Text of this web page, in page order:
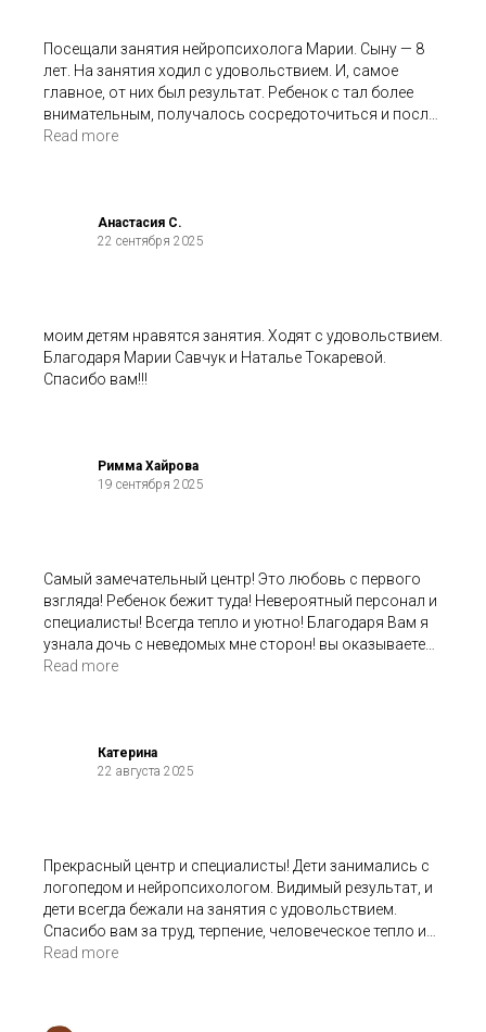
Посещали занятия нейропсихолога Марии. Сыну — 8
лет. На занятия ходил с удовольствием. И, самое
главное, от них был результат. Ребенок с тал более
внимательным, получалось сосредоточиться и после
выполнения задания проверить себя. До этого с этим
Read more
Анастасия С.
22 сентября 2025
моим детям нравятся занятия. Ходят с удовольствием.
Благодаря Марии Савчук и Наталье Токаревой.
Спасибо вам!!!
Римма Хайрова
19 сентября 2025
Самый замечательный центр! Это любовь с первого
взгляда! Ребенок бежит туда! Невероятный персонал и
специалисты! Всегда тепло и уютно! Благодаря Вам я
узнала дочь с неведомых мне сторон! вы оказываете
невероятную помощь в общении с ребенком! Спасибо,
Read more
Катерина
22 августа 2025
Прекрасный центр и специалисты! Дети занимались с
логопедом и нейропсихологом. Видимый результат, и
дети всегда бежали на занятия с удовольствием.
Спасибо вам за труд, терпение, человеческое тепло и
профессионализм!
Read more